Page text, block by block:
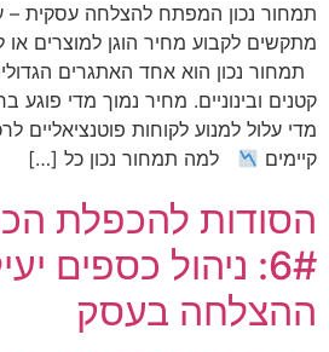
תמחור נכון המפתח להצלחה עסקית –
מתקשים לקבוע מחיר הוגן למוצרים או
תמחור נכון הוא אחד האתגרים
קטנים ובינוניים. מחיר נמוך מדי פוגע
מדי עלול למנוע לקוחות פוטנציאליים
קיימים
למה תמחור נכון כל […]
הסודות להכפלת
6#: ניהול כספים
ההצלחה בעסק